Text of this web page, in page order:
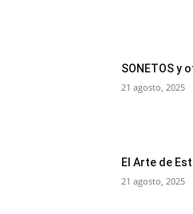
SONETOS y
21 agosto, 2025
El Arte de
21 agosto, 2025